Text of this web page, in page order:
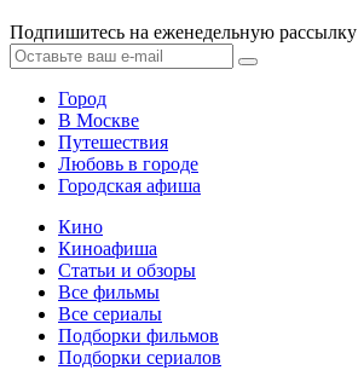
Подпишитесь на еженедельную рассылку
Город
В Москве
Путешествия
Любовь в городе
Городская афиша
Кино
Киноафиша
Статьи и обзоры
Все фильмы
Все сериалы
Подборки фильмов
Подборки сериалов